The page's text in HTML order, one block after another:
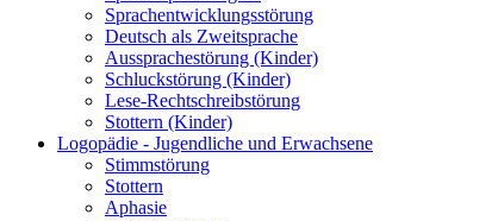
Sprachentwicklungsstörung
Deutsch als Zweitsprache
Aussprachestörung (Kinder)
Schluckstörung (Kinder)
Lese-Rechtschreibstörung
Stottern (Kinder)
Logopädie - Jugendliche und Erwachsene
Stimmstörung
Stottern
Aphasie